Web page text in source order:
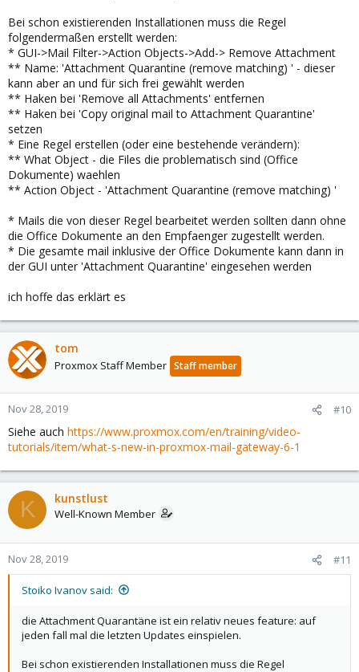
Bei schon existierenden Installationen muss die Regel
folgendermaßen erstellt werden:
* GUI->Mail Filter->Action Objects->Add-> Remove Attachment
** Name: 'Attachment Quarantine (remove matching) ' - dieser
kann aber an und für sich frei gewählt werden
** Haken bei 'Remove all Attachments' entfernen
** Haken bei 'Copy original mail to Attachment Quarantine'
setzen
* Eine Regel erstellen (oder eine bestehende verändern):
** What Object - die Files die problematisch sind (Office
Dokumente) waehlen
** Action Object - 'Attachment Quarantine (remove matching) '
* Mails die von dieser Regel bearbeitet werden sollten dann ohne
die Office Dokumente an den Empfaenger zugestellt werden.
* Die gesamte mail inklusive der Office Dokumente kann dann in
der GUI unter 'Attachment Quarantine' eingesehen werden
ich hoffe das erklärt es
tom
Proxmox Staff Member Staff member
Nov 28, 2019 #10
Siehe auch https://www.proxmox.com/en/training/video-
tutorials/item/what-s-new-in-proxmox-mail-gateway-6-1
K kunstlust
Well-Known Member
Nov 28, 2019 #11
Stoiko Ivanov said:
die Attachment Quarantäne ist ein relativ neues feature: auf
jeden fall mal die letzten Updates einspielen.
Bei schon existierenden Installationen muss die Regel